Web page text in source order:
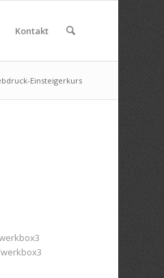
Kontakt
Einsteigerkurs